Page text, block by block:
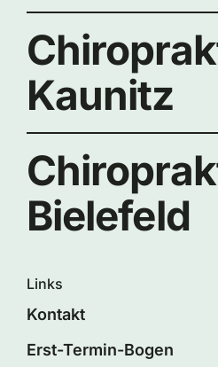
Kaunitz
Bielefeld
Links
Kontakt
Erst-Termin-Bogen